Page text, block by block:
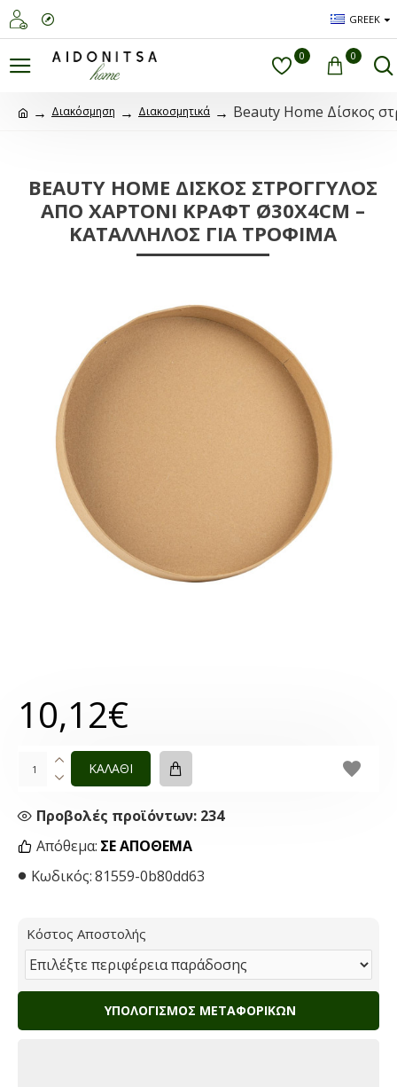
GREEK
0 0
Διακόσμηση Διακοσμητικά Beauty Home Δίσκος
BEAUTY HOME ΔΊΣΚΟΣ ΣΤΡΟΓΓΥΛΌΣ
ΑΠΌ ΧΑΡΤΌΝΙ ΚΡΑΦΤ Ø30X4CM –
ΚΑΤΆΛΛΗΛΟΣ ΓΙΑ ΤΡΌΦΙΜΑ
Απόθεμα: ΣΕ ΑΠΌΘΕΜΑ
Κωδικός:81559-0b80dd63
Προβολές προϊόντων: 234
10,12€
ΚΑΛΑΘΙ
Κόστος Αποστολής
ΥΠΟΛΟΓΙΣΜΌΣ ΜΕΤΑΦΟΡΙΚΏΝ